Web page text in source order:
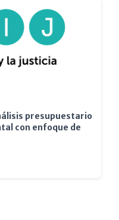
presupuestario
con enfoque de